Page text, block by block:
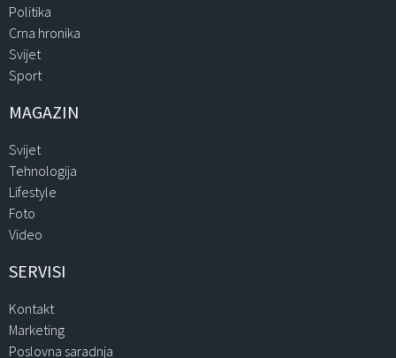
Politika
Crna hronika
Svijet
Sport
MAGAZIN
Svijet
Tehnologija
Lifestyle
Foto
Video
SERVISI
Kontakt
Marketing
Poslovna saradnja